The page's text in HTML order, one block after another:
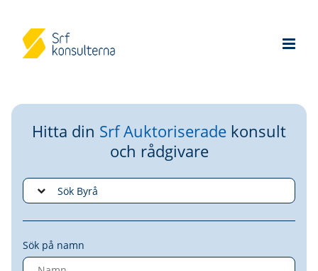
Hitta din Srf Auktoriserade konsult
och rådgivare
Sök på namn